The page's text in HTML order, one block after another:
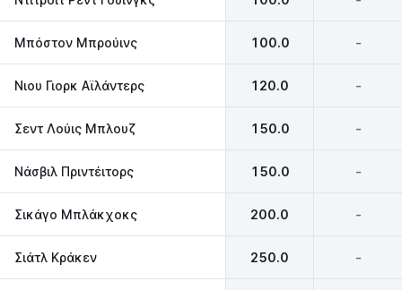
Μπόστον Μπρούινς 100.0 -
Νιου Γιορκ Αϊλάντερς 120.0 -
Σεντ Λούις Μπλουζ 150.0 -
Νάσβιλ Πριντέιτορς 150.0 -
Σικάγο Μπλάκχοκς 200.0 -
Σιάτλ Κράκεν 250.0 -